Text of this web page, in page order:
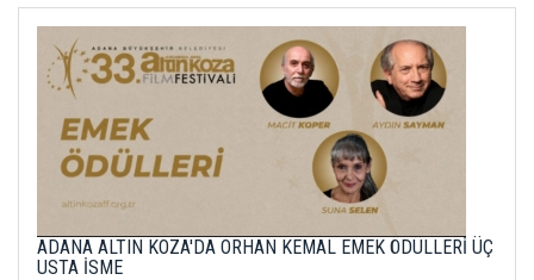
ADANA ALTIN KOZA'DA ORHAN KEMAL EMEK ÖDÜLLERİ ÜÇ
USTA İSME